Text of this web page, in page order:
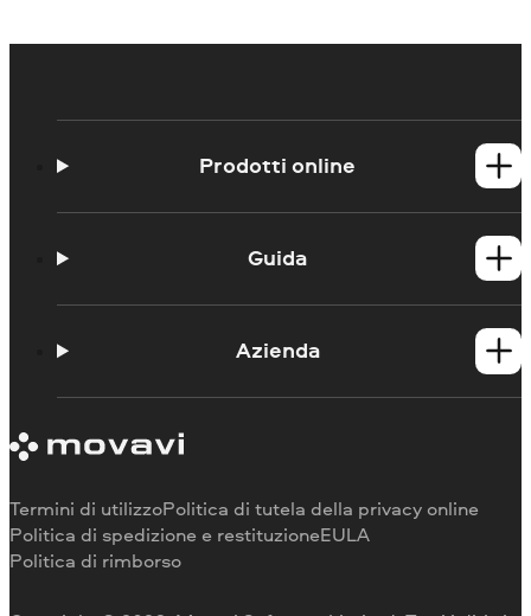
Prodotti online
Registratore di webcam online
Guida
Blog
Azienda
Contattaci
Termini di utilizzoPolitica di tutela della privacy online
Politica di spedizione e restituzioneEULA
Politica di rimborso